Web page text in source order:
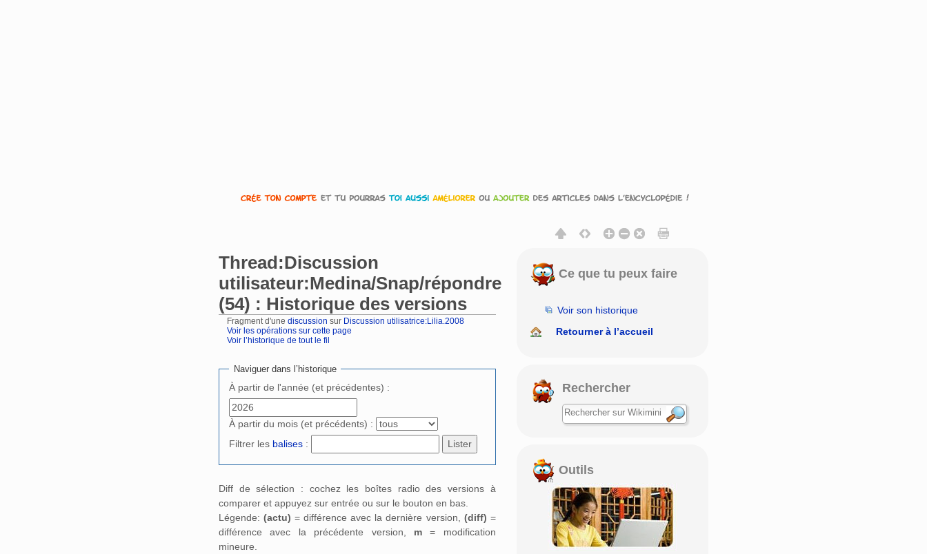
Thread:Discussion
utilisateur:Medina/Snap/répondre
(54) : Historique des versions
Fragment d'une discussion sur Discussion utilisatrice:Lilia.2008
Voir les opérations sur cette page
Voir l’historique de tout le fil
Naviguer dans l’historique
À partir de l'année (et précédentes) :
À partir du mois (et précédents) :
Filtrer les balises :
Diff de sélection : cochez les boîtes radio des versions à
comparer et appuyez sur entrée ou sur le bouton en bas.
Légende:(actu) = différence avec la dernière version, (diff) =
différence avec la précédente version, m= modification
mineure.
Ce que tu peux faire
Voir son historique
Retourner à l’accueil
Rechercher
Outils